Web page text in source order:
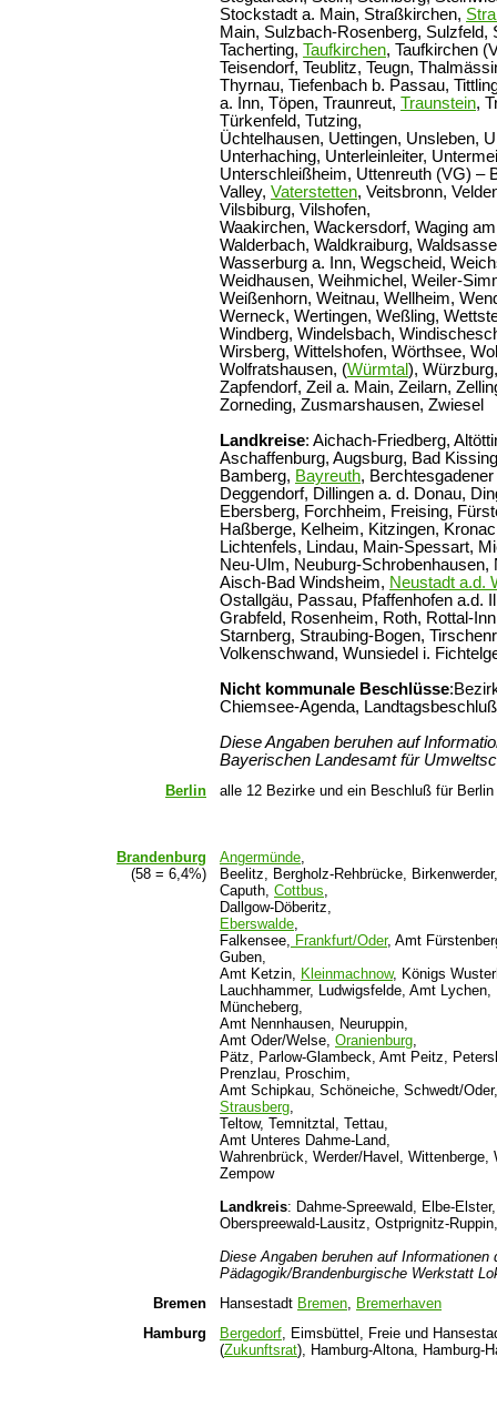
Stockstadt a. Main, Straßkirchen,
Main, Sulzbach-Rosenberg, Sulzfeld,
Tacherting, Taufkirchen, Taufkirchen
Teisendorf, Teublitz, Teugn,
Thyrnau, Tiefenbach b. Passau,
a. Inn, Töpen, Traunreut, Traunstein,
Türkenfeld, Tutzing,
Üchtelhausen, Uettingen, Unsleben,
Unterhaching, Unterleinleiter,
Unterschleißheim, Uttenreuth (VG) –
Valley, Vaterstetten, Veitsbronn,
Vilsbiburg, Vilshofen,
Waakirchen, Wackersdorf, Waging
Walderbach, Waldkraiburg,
Wasserburg a. Inn, Wegscheid,
Weidhausen, Weihmichel, Weiler-
Weißenhorn, Weitnau, Wellheim,
Werneck, Wertingen, Weßling,
Windberg, Windelsbach,
Wirsberg, Wittelshofen, Wörthsee,
Wolfratshausen, (Würmtal), Würzburg,
Zapfendorf, Zeil a. Main, Zeilarn,
Zorneding, Zusmarshausen, Zwiesel
Landkreise: Aichach-Friedberg,
Aschaffenburg, Augsburg, Bad
Bamberg, Bayreuth,
Deggendorf, Dillingen a. d. Donau,
Ebersberg, Forchheim, Freising,
Haßberge, Kelheim, Kitzingen,
Lichtenfels, Lindau, Main-Spessart,
Neu-Ulm, Neuburg-
Aisch-Bad Windsheim, Neustadt a.d.
Ostallgäu, Passau, Pfaffenhofen a.d.
Grabfeld, Rosenheim, Roth, Rottal-
Starnberg, Straubing-Bogen,
Volkenschwand, Wunsiedel i.
Nicht kommunale Beschlüsse
Chiemsee-Agenda,
Diese Angaben beruhen auf
Bayerischen Landesamt für
Berlin alle 12 Bezirke und ein Beschluß für Berlin
Brandenburg
(58 = 6,4%)
Angermünde,
Beelitz, Bergholz-Rehbrücke,
Caputh, Cottbus,
Dallgow-Döberitz,
Eberswalde,
Falkensee, Frankfurt/Oder, Amt
Guben,
Amt Ketzin, Kleinmachnow, Königs
Lauchhammer, Ludwigsfelde, Amt Lychen,
Müncheberg,
Amt Nennhausen, Neuruppin,
Amt Oder/Welse, Oranienburg,
Pätz, Parlow-Glambeck, Amt Peitz,
Prenzlau, Proschim,
Amt Schipkau, Schöneiche, Schwedt/
Strausberg,
Teltow, Temnitztal, Tettau,
Amt Unteres Dahme-Land,
Wahrenbrück, Werder/Havel, Wittenberge,
Zempow
Landkreis: Dahme-Spreewald, Elbe-
Oberspreewald-Lausitz, Ostprignitz-
Diese Angaben beruhen auf Informationen
Pädagogik/Brandenburgische Werkstatt
Bremen
Hansestadt Bremen, Bremerhaven
Hamburg
Bergedorf, Eimsbüttel, Freie und
(Zukunftsrat), Hamburg-Altona, Hamburg-